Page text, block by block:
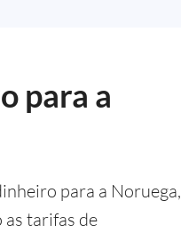
para a
para a Noruega,
as tarifas de